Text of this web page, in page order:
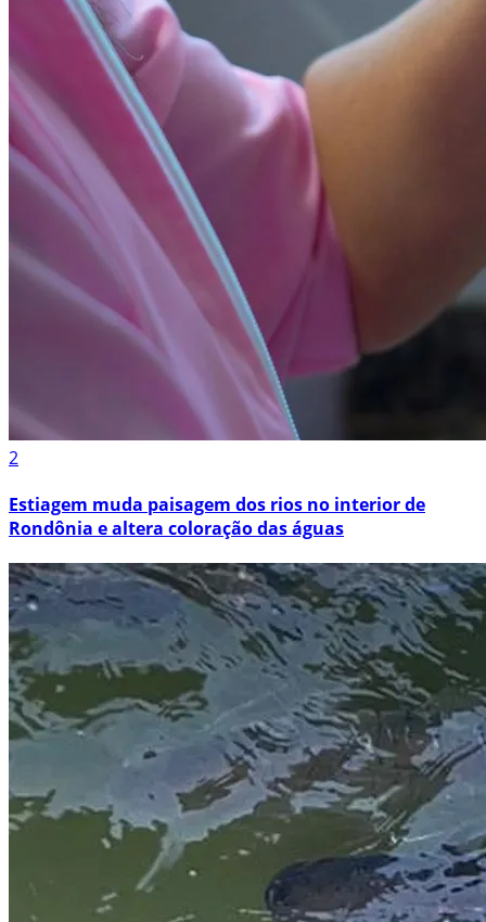
2
Estiagem muda paisagem dos rios no interior de
Rondônia e altera coloração das águas